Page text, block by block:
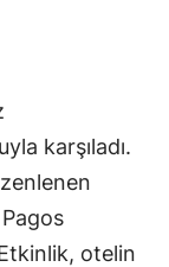
karşıladı.
otelin